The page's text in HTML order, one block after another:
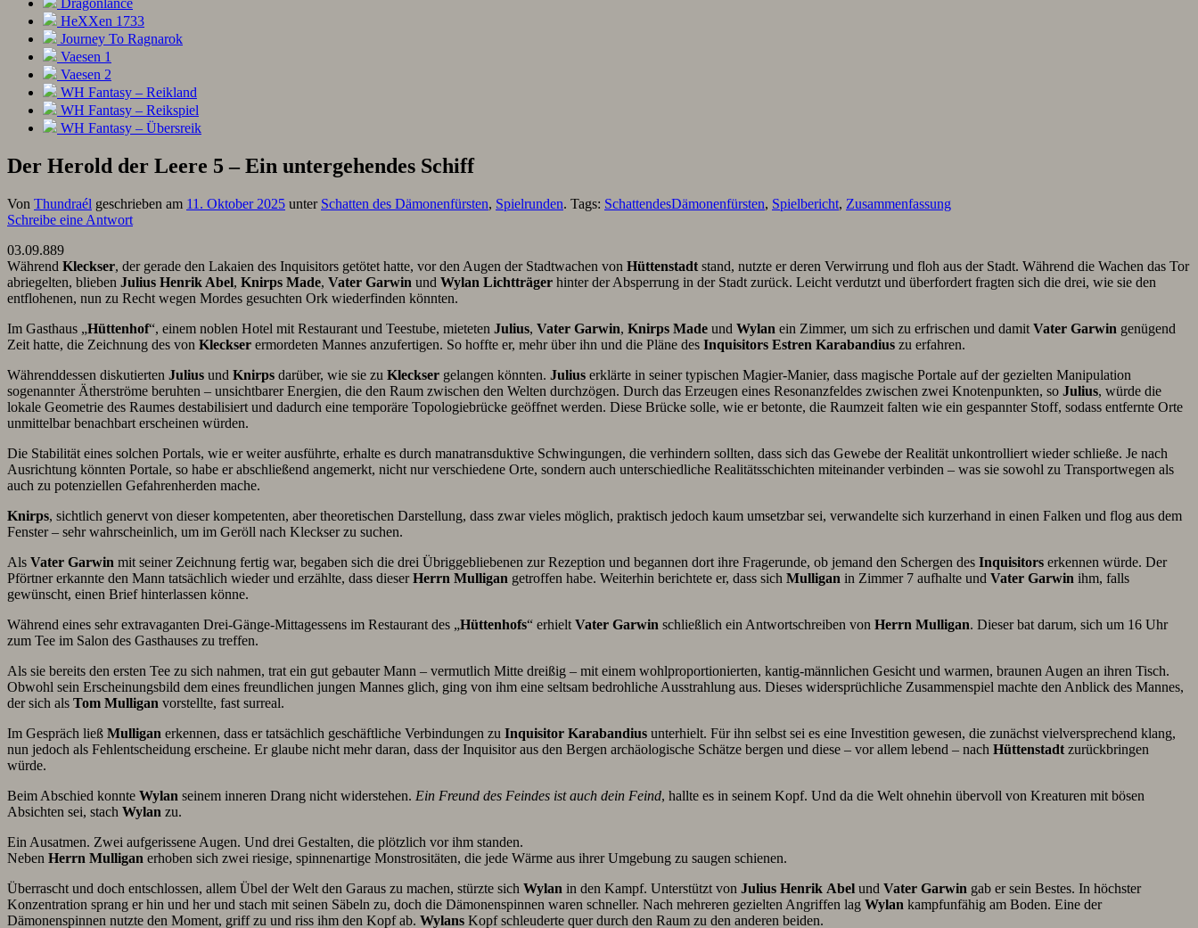
Dragonlance
HeXXen 1733
Journey To Ragnarok
Vaesen 1
Vaesen 2
WH Fantasy – Reikland
WH Fantasy – Reikspiel
WH Fantasy – Übersreik
Der Herold der Leere 5 – Ein untergehendes Schiff
Von Thundraél geschrieben am 11. Oktober 2025 unter Schatten des Dämonenfürsten, Spielrunden. Tags: SchattendesDämonenfürsten, Spielbericht, Zusammenfassung
Schreibe eine Antwort
03.09.889
Während Kleckser, der gerade den Lakaien des Inquisitors getötet hatte, vor den Augen der Stadtwachen von Hüttenstadt stand, nutzte er deren Verwirrung und floh aus der Stadt. Während die Wachen das Tor
abriegelten, blieben Julius Henrik Abel, Knirps Made, Vater Garwin und Wylan Lichtträger hinter der Absperrung in der Stadt zurück. Leicht verdutzt und überfordert fragten sich die drei, wie sie den
entflohenen, nun zu Recht wegen Mordes gesuchten Ork wiederfinden könnten.
Im Gasthaus „Hüttenhof“, einem noblen Hotel mit Restaurant und Teestube, mieteten Julius, Vater Garwin, Knirps Made und Wylan ein Zimmer, um sich zu erfrischen und damit Vater Garwin genügend
Zeit hatte, die Zeichnung des von Kleckser ermordeten Mannes anzufertigen. So hoffte er, mehr über ihn und die Pläne des Inquisitors Estren Karabandius zu erfahren.
Währenddessen diskutierten Julius und Knirps darüber, wie sie zu Kleckser gelangen könnten. Julius erklärte in seiner typischen Magier-Manier, dass magische Portale auf der gezielten Manipulation
sogenannter Ätherströme beruhten – unsichtbarer Energien, die den Raum zwischen den Welten durchzögen. Durch das Erzeugen eines Resonanzfeldes zwischen zwei Knotenpunkten, so Julius, würde die
lokale Geometrie des Raumes destabilisiert und dadurch eine temporäre Topologiebrücke geöffnet werden. Diese Brücke solle, wie er betonte, die Raumzeit falten wie ein gespannter Stoff, sodass entfernte Orte
unmittelbar benachbart erscheinen würden.
Die Stabilität eines solchen Portals, wie er weiter ausführte, erhalte es durch manatransduktive Schwingungen, die verhindern sollten, dass sich das Gewebe der Realität unkontrolliert wieder schließe. Je nach
Ausrichtung könnten Portale, so habe er abschließend angemerkt, nicht nur verschiedene Orte, sondern auch unterschiedliche Realitätsschichten miteinander verbinden – was sie sowohl zu Transportwegen als
auch zu potenziellen Gefahrenherden mache.
Knirps, sichtlich genervt von dieser kompetenten, aber theoretischen Darstellung, dass zwar vieles möglich, praktisch jedoch kaum umsetzbar sei, verwandelte sich kurzerhand in einen Falken und flog aus dem
Fenster – sehr wahrscheinlich, um im Geröll nach Kleckser zu suchen.
Als Vater Garwin mit seiner Zeichnung fertig war, begaben sich die drei Übriggebliebenen zur Rezeption und begannen dort ihre Fragerunde, ob jemand den Schergen des Inquisitors erkennen würde. Der
Pförtner erkannte den Mann tatsächlich wieder und erzählte, dass dieserHerrn Mulligan getroffen habe. Weiterhin berichtete er, dass sich Mulligan in Zimmer 7 aufhalte und Vater Garwin ihm, falls
gewünscht, einen Brief hinterlassen könne.
Während eines sehr extravaganten Drei-Gänge-Mittagessens im Restaurant des „Hüttenhofs“ erhielt Vater Garwin schließlich ein Antwortschreiben von Herrn Mulligan. Dieser bat darum, sich um 16 Uhr
zum Tee im Salon des Gasthauses zu treffen.
Als sie bereits den ersten Tee zu sich nahmen, trat ein gut gebauter Mann – vermutlich Mitte dreißig – mit einem wohlproportionierten, kantig-männlichen Gesicht und warmen, braunen Augen an ihren Tisch.
Obwohl sein Erscheinungsbild dem eines freundlichen jungen Mannes glich, ging von ihm eine seltsam bedrohliche Ausstrahlung aus. Dieses widersprüchliche Zusammenspiel machte den Anblick des Mannes,
der sich als Tom Mulligan vorstellte, fast surreal.
Im Gespräch ließ Mulligan erkennen, dass er tatsächlich geschäftliche Verbindungen zu Inquisitor Karabandius unterhielt. Für ihn selbst sei es eine Investition gewesen, die zunächst vielversprechend klang,
nun jedoch als Fehlentscheidung erscheine. Er glaube nicht mehr daran, dass der Inquisitor aus den Bergen archäologische Schätze bergen und diese – vor allem lebend – nach Hüttenstadt zurückbringen
würde.
Beim Abschied konnte Wylan seinem inneren Drang nicht widerstehen. Ein Freund des Feindes ist auch dein Feind, hallte es in seinem Kopf. Und da die Welt ohnehin übervoll von Kreaturen mit bösen
Absichten sei, stach Wylan zu.
Ein Ausatmen. Zwei aufgerissene Augen. Und drei Gestalten, die plötzlich vor ihm standen.
Neben Herrn Mulligan erhoben sich zwei riesige, spinnenartige Monstrositäten, die jede Wärme aus ihrer Umgebung zu saugen schienen.
Überrascht und doch entschlossen, allem Übel der Welt den Garaus zu machen, stürzte sich Wylan in den Kampf. Unterstützt von Julius Henrik Abel und Vater Garwin gab er sein Bestes. In höchster
Konzentration sprang er hin und her und stach mit seinen Säbeln zu, doch die Dämonenspinnen waren schneller. Nach mehreren gezielten Angriffen lag Wylan kampfunfähig am Boden. Eine der
Dämonenspinnen nutzte den Moment, griff zu und riss ihm den Kopf ab. Wylans Kopf schleuderte quer durch den Raum zu den anderen beiden.